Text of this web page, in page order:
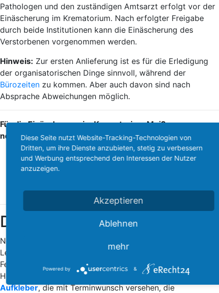
Pathologen und den zuständigen Amtsarzt erfolgt vor der
Einäscherung im Krematorium. Nach erfolgter Freigabe
durch beide Institutionen kann die Einäscherung des
Verstorbenen vorgenommen werden.
Hinweis: Zur ersten Anlieferung ist es für die Erledigung
der organisatorischen Dinge sinnvoll, während der
Bürozeiten zu kommen. Aber auch davon sind nach
Absprache Abweichungen möglich.
Für die Einäscherung im Krematorium Meißen
notwendige Papiere:
Einäscherungsantrag
Totenschein
Freigabe, wenn nötig
Dringende Fälle
Normalerweise ist es ausreichend, den Sarg in unserer
Leichenhalle abzustellen. Da die Fristen bis zur
Fertigstellung der Urne gering sind, ist eigentlich keine
Hektik bei uns angesagt. Zur Sicherheit existierengelbe
Aufkleber, die mit Terminwunsch versehen, die
Diese Seite nutzt Website-Tracking-Technologien von
Dritten, um ihre Dienste anzubieten, stetig zu verbessern
und Werbung entsprechend den Interessen der Nutzer
anzuzeigen.
Akzeptieren
Ablehnen
mehr
Powered by &